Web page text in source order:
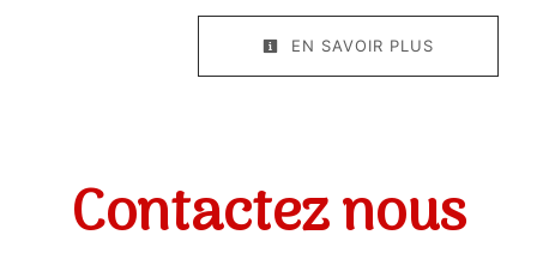
EN SAVOIR PLUS
Contactez nous